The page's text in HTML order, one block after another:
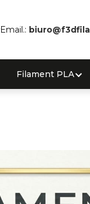
Email.:
Filament PLA